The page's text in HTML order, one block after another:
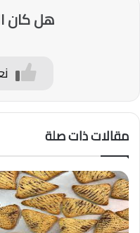
هل كان
مقالات ذات صلة